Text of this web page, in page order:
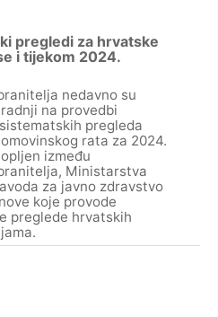
pregledi za hrvatske
i tijekom 2024.
nedavno su
na provedbi
pregleda
rata za 2024.
između
Ministarstva
za javno zdravstvo
koje provode
preglede hrvatskih